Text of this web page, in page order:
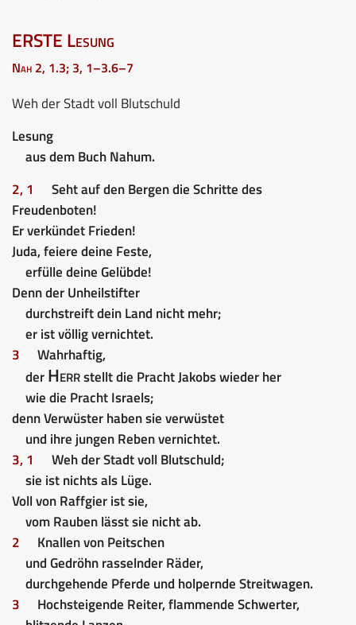
ERSTE Lesung
Nah 2, 1.3; 3, 1–3.6–7
Weh der Stadt voll Blutschuld
Lesung
aus dem Buch Nahum.
2, 1
Seht auf den Bergen die Schritte des
Freudenboten!
Er verkündet Frieden!
Juda, feiere deine Feste,
erfülle deine Gelübde!
Denn der Unheilstifter
durchstreift dein Land nicht mehr;
er ist völlig vernichtet.
3
Wahrhaftig,
derHerrstellt die Pracht Jakobs wieder her
wie die Pracht Israels;
denn Verwüster haben sie verwüstet
und ihre jungen Reben vernichtet.
3, 1
Weh der Stadt voll Blutschuld;
sie ist nichts als Lüge.
Voll von Raffgier ist sie,
vom Rauben lässt sie nicht ab.
2
Knallen von Peitschen
und Gedröhn rasselnder Räder,
durchgehende Pferde und holpernde Streitwagen.
3
Hochsteigende Reiter, flammende Schwerter,